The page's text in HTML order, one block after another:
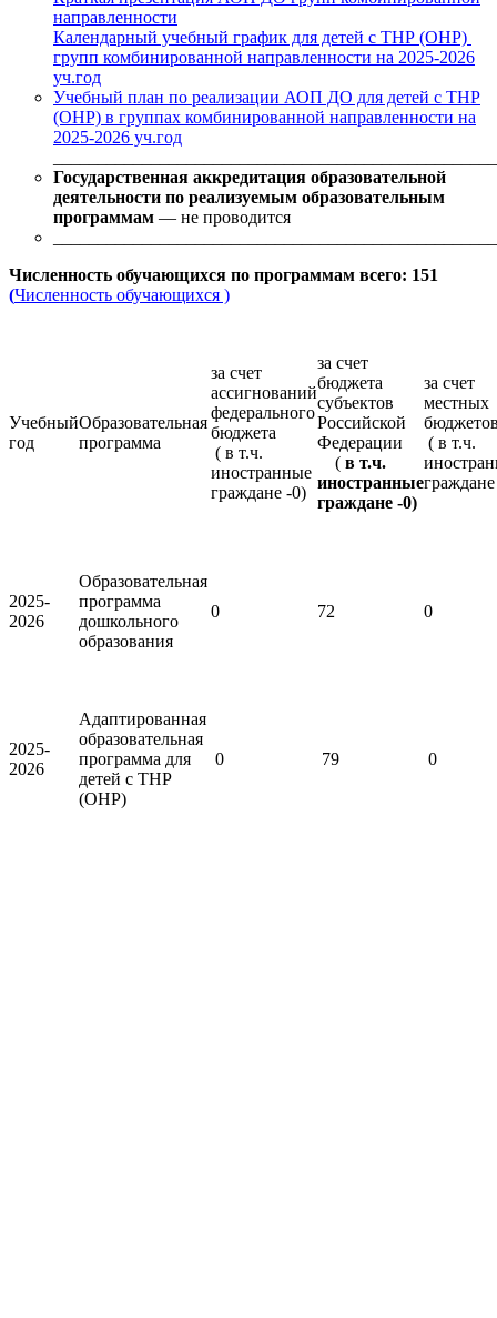
направленности
Календарный учебный график для детей с ТНР (ОНР)
групп комбинированной направленности на 2025-2026
уч.год
Учебный план по реализации АОП ДО для детей с ТНР
(ОНР) в группах комбинированной направленности на
2025-2026 уч.год
Государственная аккредитация образовательной
деятельности по реализуемым образовательным
программам — не проводится
Численность обучающихся по программам всего: 151
(Численность обучающихся )
Учебный
год
Образовательная
программа
за счет
ассигнований
федерального
бюджета
( в т.ч.
иностранные
граждане -0)
за счет
бюджета
субъектов
Российской
Федерации
( в т.ч.
иностранные
граждане -0)
за счет
местных
( в т.ч.
2025-
2026
Образовательная
программа
дошкольного
образования
0 72 0
2025-
2026
Адаптированная
образовательная
программа для
детей с ТНР
(ОНР)
0 79 0